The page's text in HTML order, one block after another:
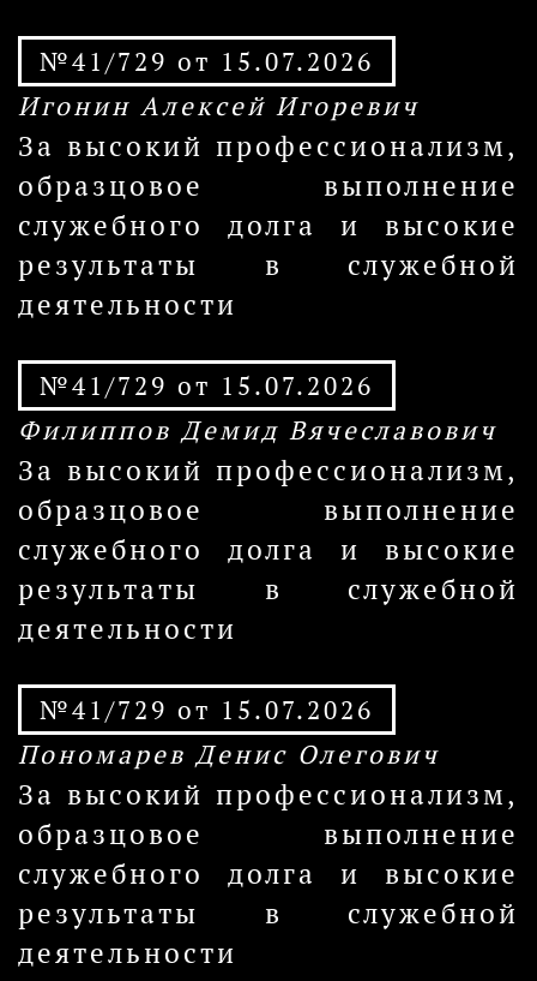
№41/729 от 15.07.2026
Игонин Алексей Игоревич
За высокий профессионализм,
образцовое выполнение
служебного долга и высокие
результаты в служебной
деятельности
№41/729 от 15.07.2026
Филиппов Демид Вячеславович
За высокий профессионализм,
образцовое выполнение
служебного долга и высокие
результаты в служебной
деятельности
№41/729 от 15.07.2026
Пономарев Денис Олегович
За высокий профессионализм,
образцовое выполнение
служебного долга и высокие
результаты в служебной
деятельности